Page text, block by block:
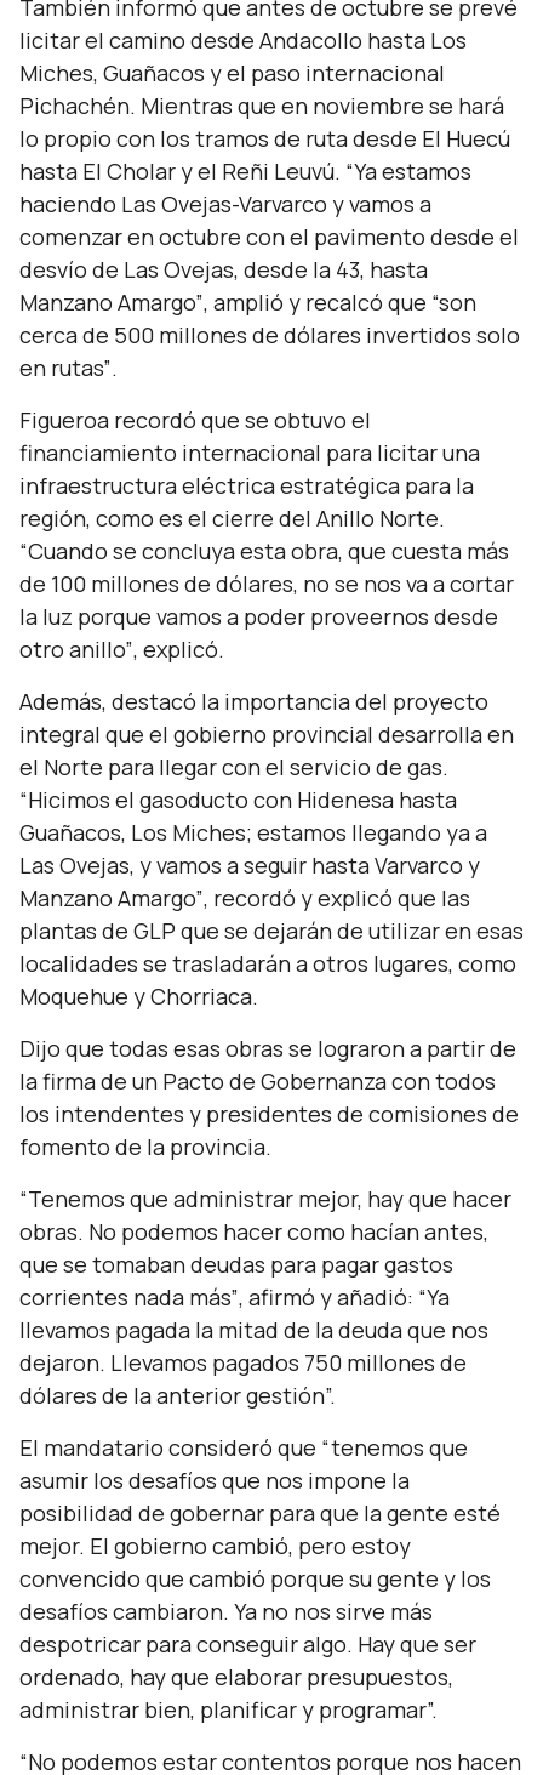
También informó que antes de octubre se prevé
licitar el camino desde Andacollo hasta Los
Miches, Guañacos y el paso internacional
Pichachén. Mientras que en noviembre se hará
lo propio con los tramos de ruta desde El Huecú
hasta El Cholar y el Reñi Leuvú. “Ya estamos
haciendo Las Ovejas-Varvarco y vamos a
comenzar en octubre con el pavimento desde el
desvío de Las Ovejas, desde la 43, hasta
Manzano Amargo”, amplió y recalcó que “son
cerca de 500 millones de dólares invertidos solo
en rutas”.
Figueroa recordó que se obtuvo el
financiamiento internacional para licitar una
infraestructura eléctrica estratégica para la
región, como es el cierre del Anillo Norte.
“Cuando se concluya esta obra, que cuesta más
de 100 millones de dólares, no se nos va a cortar
la luz porque vamos a poder proveernos desde
otro anillo”, explicó.
Además, destacó la importancia del proyecto
integral que el gobierno provincial desarrolla en
el Norte para llegar con el servicio de gas.
“Hicimos el gasoducto con Hidenesa hasta
Guañacos, Los Miches; estamos llegando ya a
Las Ovejas, y vamos a seguir hasta Varvarco y
Manzano Amargo”, recordó y explicó que las
plantas de GLP que se dejarán de utilizar en esas
localidades se trasladarán a otros lugares, como
Moquehue y Chorriaca.
Dijo que todas esas obras se lograron a partir de
la firma de un Pacto de Gobernanza con todos
los intendentes y presidentes de comisiones de
fomento de la provincia.
“Tenemos que administrar mejor, hay que hacer
obras. No podemos hacer como hacían antes,
que se tomaban deudas para pagar gastos
corrientes nada más”, afirmó y añadió: “Ya
llevamos pagada la mitad de la deuda que nos
dejaron. Llevamos pagados 750 millones de
dólares de la anterior gestión”.
El mandatario consideró que “tenemos que
asumir los desafíos que nos impone la
posibilidad de gobernar para que la gente esté
mejor. El gobierno cambió, pero estoy
convencido que cambió porque su gente y los
desafíos cambiaron. Ya no nos sirve más
despotricar para conseguir algo. Hay que ser
ordenado, hay que elaborar presupuestos,
administrar bien, planificar y programar”.
“No podemos estar contentos porque nos hacen